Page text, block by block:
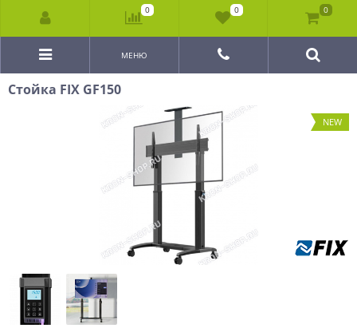
МЕНЮ
Стойка FIX GF150
NEW
0 0 0